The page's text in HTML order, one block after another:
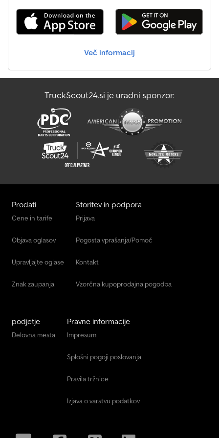
Tehtnice In Oprema Za Tehtanje
Transportna Tehnologija Za Kmetijstvo
Vrtnarjenje Z Zelenjavo
Zamenljiv Nakladalec Z Dvigalom
Več informacij
TruckScout24.si je uradni sponzor:
Prodati
Cene in tarife
Objava oglasov
Upravljajte oglase
Znak zaupanja
Storitev in podpora
Prijava
Pogosta vprašanja/Pomoč
Kontakt
Vzorčna kupoprodajna pogodba
podjetje
Delovna mesta
Pravne informacije
Impresum
Splošni pogoji poslovanja
Pravila tržnice
Izjava o varstvu podatkov